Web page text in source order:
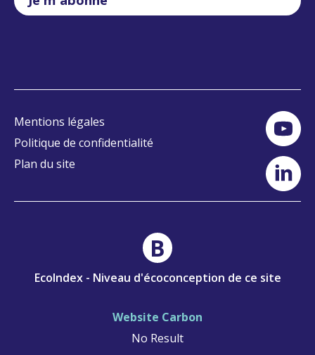
Mentions légales
Politique de confidentialité
Plan du site
EcoIndex - Niveau d'écoconception de ce site
B
Website Carbon
No Result